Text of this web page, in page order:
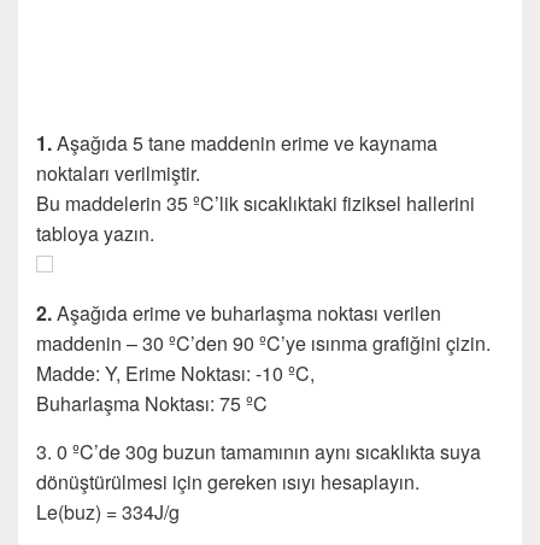
1.Aşağıda 5 tane maddenin erime ve kaynama
noktaları verilmiştir.
Bu maddelerin 35 ºC’lik sıcaklıktaki fiziksel hallerini
tabloya yazın.
2.Aşağıda erime ve buharlaşma noktası verilen
maddenin – 30 ºC’den 90 ºC’ye ısınma grafiğini çizin.
Madde: Y, Erime Noktası: -10 ºC,
Buharlaşma Noktası: 75 ºC
3. 0 ºC’de 30g buzun tamamının aynı sıcaklıkta suya
dönüştürülmesi için gereken ısıyı hesaplayın.
Le(buz) = 334J/g